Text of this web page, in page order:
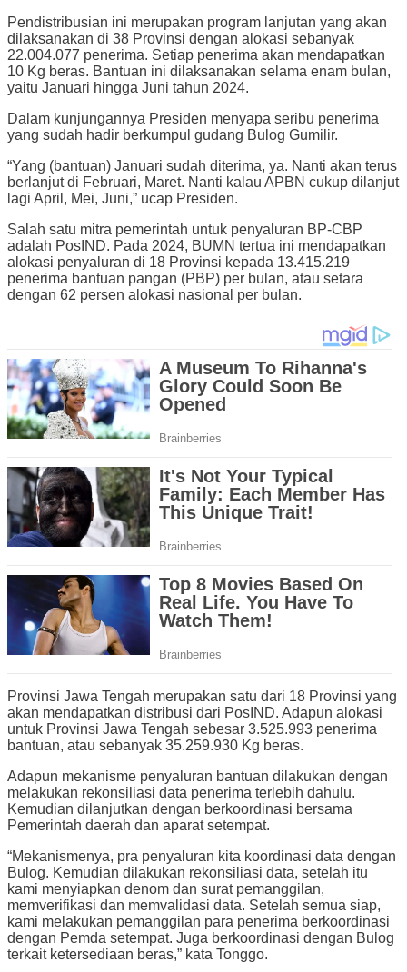
Pendistribusian ini merupakan program lanjutan yang akan
dilaksanakan di 38 Provinsi dengan alokasi sebanyak
22.004.077 penerima. Setiap penerima akan mendapatkan
10 Kg beras. Bantuan ini dilaksanakan selama enam bulan,
yaitu Januari hingga Juni tahun 2024.
Dalam kunjungannya Presiden menyapa seribu penerima
yang sudah hadir berkumpul gudang Bulog Gumilir.
“Yang (bantuan) Januari sudah diterima, ya. Nanti akan terus
berlanjut di Februari, Maret. Nanti kalau APBN cukup dilanjut
lagi April, Mei, Juni,” ucap Presiden.
Salah satu mitra pemerintah untuk penyaluran BP-CBP
adalah PosIND. Pada 2024, BUMN tertua ini mendapatkan
alokasi penyaluran di 18 Provinsi kepada 13.415.219
penerima bantuan pangan (PBP) per bulan, atau setara
dengan 62 persen alokasi nasional per bulan.
Provinsi Jawa Tengah merupakan satu dari 18 Provinsi yang
akan mendapatkan distribusi dari PosIND. Adapun alokasi
untuk Provinsi Jawa Tengah sebesar 3.525.993 penerima
bantuan, atau sebanyak 35.259.930 Kg beras.
Adapun mekanisme penyaluran bantuan dilakukan dengan
melakukan rekonsiliasi data penerima terlebih dahulu.
Kemudian dilanjutkan dengan berkoordinasi bersama
Pemerintah daerah dan aparat setempat.
“Mekanismenya, pra penyaluran kita koordinasi data dengan
Bulog. Kemudian dilakukan rekonsiliasi data, setelah itu
kami menyiapkan denom dan surat pemanggilan,
memverifikasi dan memvalidasi data. Setelah semua siap,
kami melakukan pemanggilan para penerima berkoordinasi
dengan Pemda setempat. Juga berkoordinasi dengan Bulog
terkait ketersediaan beras,” kata Tonggo.